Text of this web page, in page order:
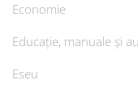
Economie
Educație, manuale și
Eseu